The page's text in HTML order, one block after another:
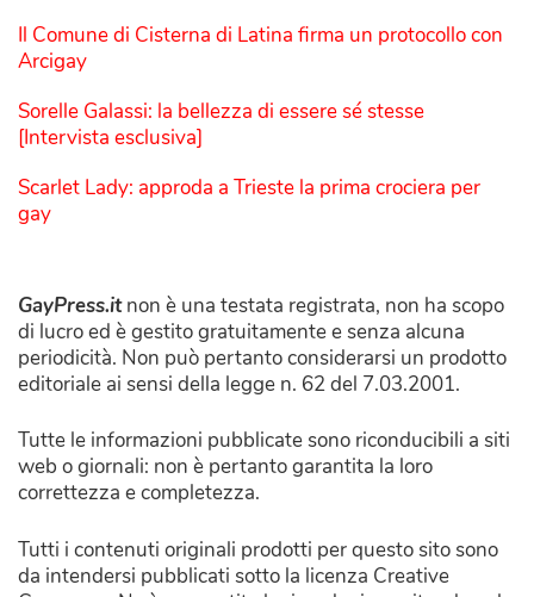
Il Comune di Cisterna di Latina firma un protocollo con
Arcigay
Sorelle Galassi: la bellezza di essere sé stesse
[Intervista esclusiva]
Scarlet Lady: approda a Trieste la prima crociera per
gay
GayPress.itnon è una testata registrata, non ha scopo
di lucro ed è gestito gratuitamente e senza alcuna
periodicità. Non può pertanto considerarsi un prodotto
editoriale ai sensi della legge n. 62 del 7.03.2001.
Tutte le informazioni pubblicate sono riconducibili a siti
web o giornali: non è pertanto garantita la loro
correttezza e completezza.
Tutti i contenuti originali prodotti per questo sito sono
da intendersi pubblicati sotto la licenza Creative